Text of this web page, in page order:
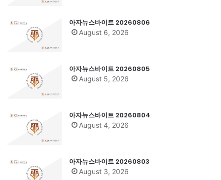
아자뉴스바이트 20260806
August 6, 2026
아자뉴스바이트 20260805
August 5, 2026
아자뉴스바이트 20260804
August 4, 2026
아자뉴스바이트 20260803
August 3, 2026